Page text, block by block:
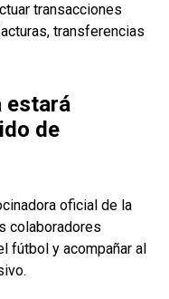
transacciones
transferencias
estará
de
oficial de la
colaboradores
fútbol y acompañar al